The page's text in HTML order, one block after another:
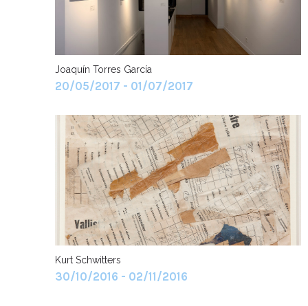
Joaquín Torres García
20/05/2017 - 01/07/2017
Kurt Schwitters
30/10/2016 - 02/11/2016